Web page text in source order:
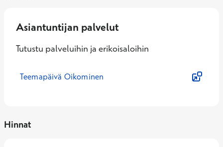
Asiantuntijan palvelut
Tutustu palveluihin ja erikoisaloihin
Teemapäivä Oikominen
Hinnat